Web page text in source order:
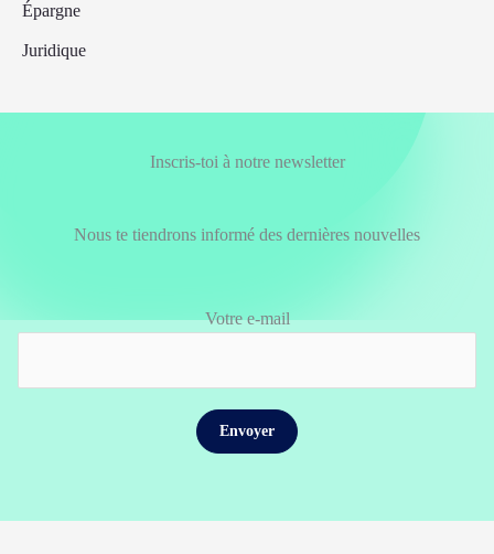
Épargne
Juridique
Inscris-toi à notre newsletter
Nous te tiendrons informé des dernières nouvelles
Votre e-mail